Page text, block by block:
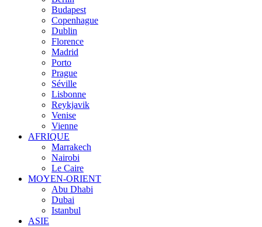
Budapest
Copenhague
Dublin
Florence
Madrid
Porto
Prague
Séville
Lisbonne
Reykjavik
Venise
Vienne
AFRIQUE
Marrakech
Nairobi
Le Caire
MOYEN-ORIENT
Abu Dhabi
Dubai
Istanbul
ASIE